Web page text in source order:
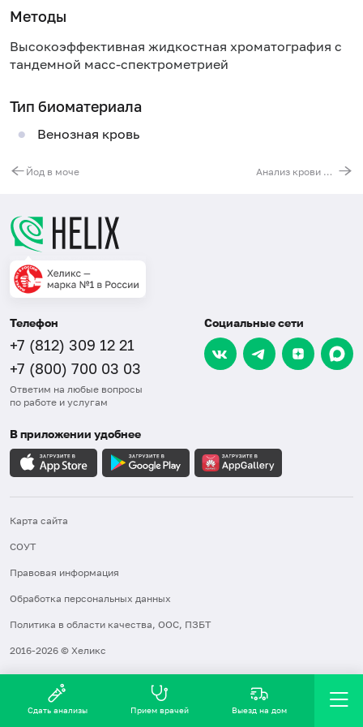
Методы
Высокоэффективная жидкостная хроматография с
тандемной масс-спектрометрией
Тип биоматериала
Венозная кровь
Йод в моче Анализ крови на аминокислоты и ацилкарнитины (42 показателя)
Телефон
+7 (812) 309 12 21
+7 (800) 700 03 03
Ответим на любые вопросы
по работе и услугам
Социальные сети
В приложении удобнее
Карта сайта
СОУТ
Правовая информация
Обработка персональных данных
Политика в области качества, ООС, ПЗБТ
2016-2026 © Хеликс
Сдать анализы Прием врачей Выезд на дом